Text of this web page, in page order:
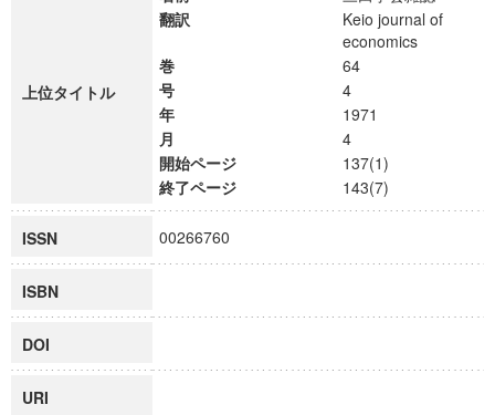
上位タイトル
翻訳
Keio journal of
economics
巻
64
号
4
年
1971
月
4
開始ページ
137(1)
終了ページ
143(7)
ISSN 00266760
ISBN
DOI
URI